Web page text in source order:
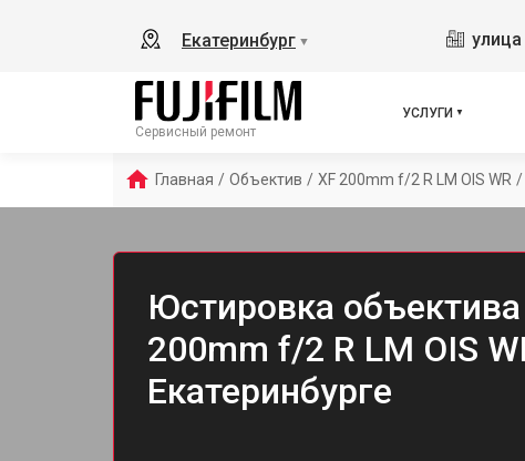
Екатеринбург ▼
Сервисный ремонт
УСЛУГИ
Главная / Объектив / XF 200mm f/2 R LM OIS WR /
Юстировка
200mm f/2 R LM OIS
Екатеринбурге